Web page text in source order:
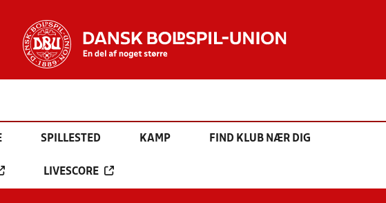
SPILLESTED KAMP FIND KLUB NÆR DIG
LIVESCORE